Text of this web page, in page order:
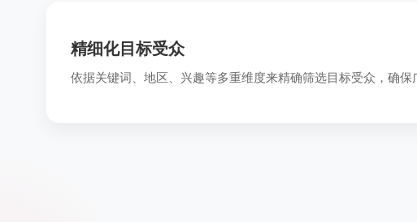
精细化目标受众
依据关键词、地区、兴趣等多重维度来精确筛选目标受众，确保